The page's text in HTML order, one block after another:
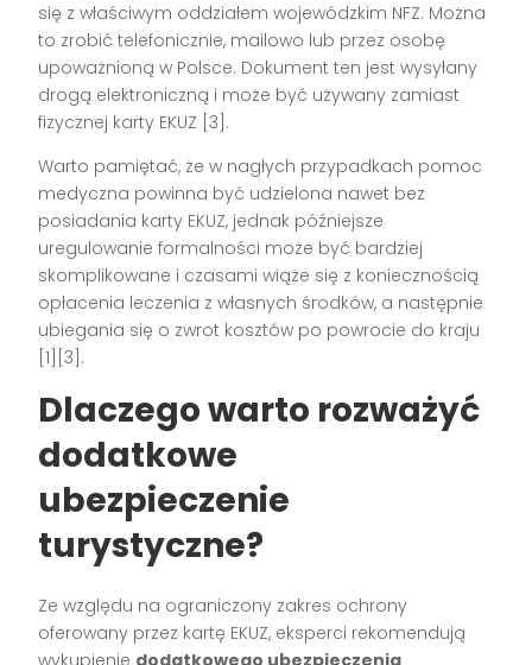
się z właściwym oddziałem wojewódzkim NFZ. Można
to zrobić telefonicznie, mailowo lub przez osobę
upoważnioną w Polsce. Dokument ten jest wysyłany
drogą elektroniczną i może być używany zamiast
fizycznej karty EKUZ [3].
Warto pamiętać, że w nagłych przypadkach pomoc
medyczna powinna być udzielona nawet bez
posiadania karty EKUZ, jednak późniejsze
uregulowanie formalności może być bardziej
skomplikowane i czasami wiąże się z koniecznością
opłacenia leczenia z własnych środków, a następnie
ubiegania się o zwrot kosztów po powrocie do kraju
[1][3].
Dlaczego warto rozważyć
dodatkowe
ubezpieczenie
turystyczne?
Ze względu na ograniczony zakres ochrony
oferowany przez kartę EKUZ, eksperci rekomendują